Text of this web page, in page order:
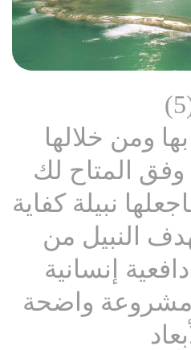
ومن خلالها
وفق المتاح لك
نبيلة كفاية
النبيل من
إنسانية
مشروعة واضحة